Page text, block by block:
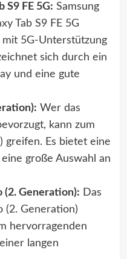
S9 FE 5G: Samsung
Tab S9 FE 5G
mit 5G-Unterstützung
sich durch ein
und eine gute
Wer das
kann zum
greifen. Es bietet eine
große Auswahl an
(2. Generation): Das
(2. Generation)
hervorragenden
langen